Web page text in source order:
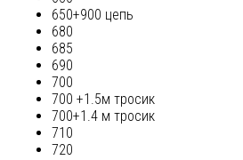
650+900 цепь
680
685
690
700
700 +1.5м тросик
700+1.4 м тросик
710
720